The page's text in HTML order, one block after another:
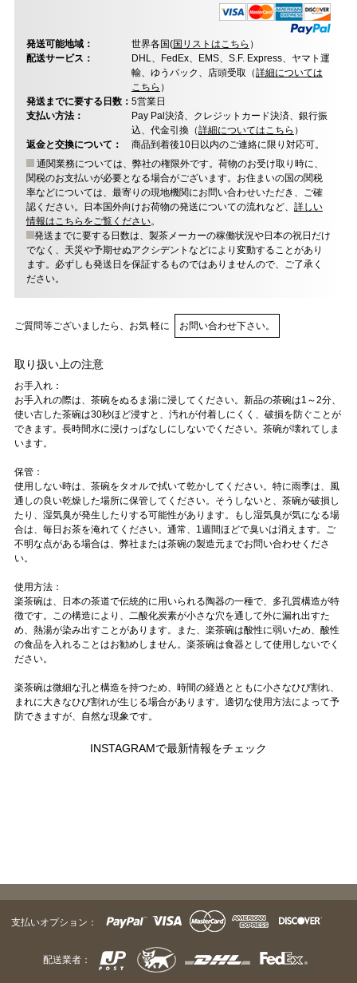
発送可能地域： 世界各国(国リストはこちら ）
配送サービス：
DHL、FedEx、EMS、S.F. Express、ヤマト運
輸、ゆうパック、店頭受取（詳細については
こちら ）
発送までに要する日数： 5営業日
支払い方法：
Pay Pal決済、クレジットカード決済、銀行振
込、代金引換（詳細についてはこちら ）
返金と交換について：
商品到着後10日以内のご連絡に限り対応可。
通関業務については、弊社の権限外です。荷物のお受け取り時に、
関税のお支払いが必要となる場合がございます。お住まいの国の関税
率などについては、最寄りの現地機関にお問い合わせいただき、ご確
認ください。日本国外向けお荷物の発送についての流れなど、 詳しい
情報はこちらをご覧ください。
発送までに要する日数は、製茶メーカーの稼働状況や日本の祝日だけ
でなく、天災や予期せぬアクシデントなどにより変動することがあり
ます。必ずしも発送日を保証するものではありませんので、ご了承く
ださい。
ご質問等ございましたら、お気 軽に お問い合わせ下さい。
取り扱い上の注意
お手入れ：
お手入れの際は、茶碗をぬるま湯に浸してください。新品の茶碗は1～2分、
使い古した茶碗は30秒ほど浸すと、汚れが付着しにくく、破損を防ぐことが
できます。長時間水に浸けっぱなしにしないでください。茶碗が壊れてしま
います。
保管：
使用しない時は、茶碗をタオルで拭いて乾かしてください。特に雨季は、風
通しの良い乾燥した場所に保管してください。そうしないと、茶碗が破損し
たり、湿気臭が発生したりする可能性があります。もし湿気臭が気になる場
合は、毎日お茶を淹れてください。通常、1週間ほどで臭いは消えます。ご
不明な点がある場合は、弊社または茶碗の製造元までお問い合わせくださ
い。
使用方法：
楽茶碗は、日本の茶道で伝統的に用いられる陶器の一種で、多孔質構造が特
徴です。この構造により、二酸化炭素が小さな穴を通して外に漏れ出すた
め、熱湯が染み出すことがあります。また、楽茶碗は酸性に弱いため、酸性
の食品を入れることはお勧めしません。楽茶碗は食器として使用しないでく
ださい。
楽茶碗は微細な孔と構造を持つため、時間の経過とともに小さなひび割れ、
まれに大きなひび割れが生じる場合があります。適切な使用方法によって予
防できますが、自然な現象です。
INSTAGRAMで最新情報をチェック
支払いオプション：
配送業者：